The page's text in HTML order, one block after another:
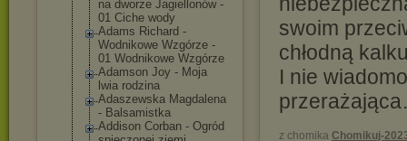
na dworze Jagiellonów -
01 Ciche wody
Adams Richard -
Wodnikowe Wzgórze -
01 Wodnikowe Wzgórze
Adamson Joy - Moja
lwia rodzina
Adaszewska Magdalena
- Balsamistka
Addison Corban - Ogród
swoim
chłodną
I nie
z chomika Chomikuj-